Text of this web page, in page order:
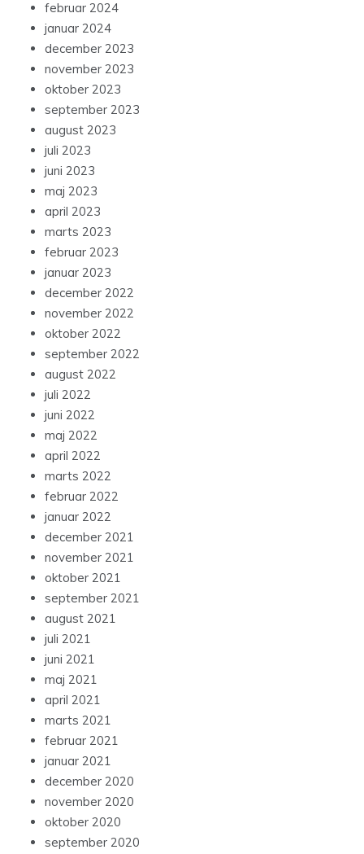
februar 2024
januar 2024
december 2023
november 2023
oktober 2023
september 2023
august 2023
juli 2023
juni 2023
maj 2023
april 2023
marts 2023
februar 2023
januar 2023
december 2022
november 2022
oktober 2022
september 2022
august 2022
juli 2022
juni 2022
maj 2022
april 2022
marts 2022
februar 2022
januar 2022
december 2021
november 2021
oktober 2021
september 2021
august 2021
juli 2021
juni 2021
maj 2021
april 2021
marts 2021
februar 2021
januar 2021
december 2020
november 2020
oktober 2020
september 2020